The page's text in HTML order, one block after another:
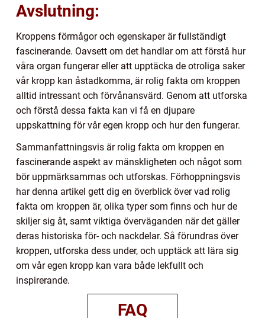
Avslutning:
Kroppens förmågor och egenskaper är fullständigt
fascinerande. Oavsett om det handlar om att förstå hur
våra organ fungerar eller att upptäcka de otroliga saker
vår kropp kan åstadkomma, är rolig fakta om kroppen
alltid intressant och förvånansvärd. Genom att utforska
och förstå dessa fakta kan vi få en djupare
uppskattning för vår egen kropp och hur den fungerar.
Sammanfattningsvis är rolig fakta om kroppen en
fascinerande aspekt av mänskligheten och något som
bör uppmärksammas och utforskas. Förhoppningsvis
har denna artikel gett dig en överblick över vad rolig
fakta om kroppen är, olika typer som finns och hur de
skiljer sig åt, samt viktiga överväganden när det gäller
deras historiska för- och nackdelar. Så förundras över
kroppen, utforska dess under, och upptäck att lära sig
om vår egen kropp kan vara både lekfullt och
inspirerande.
FAQ